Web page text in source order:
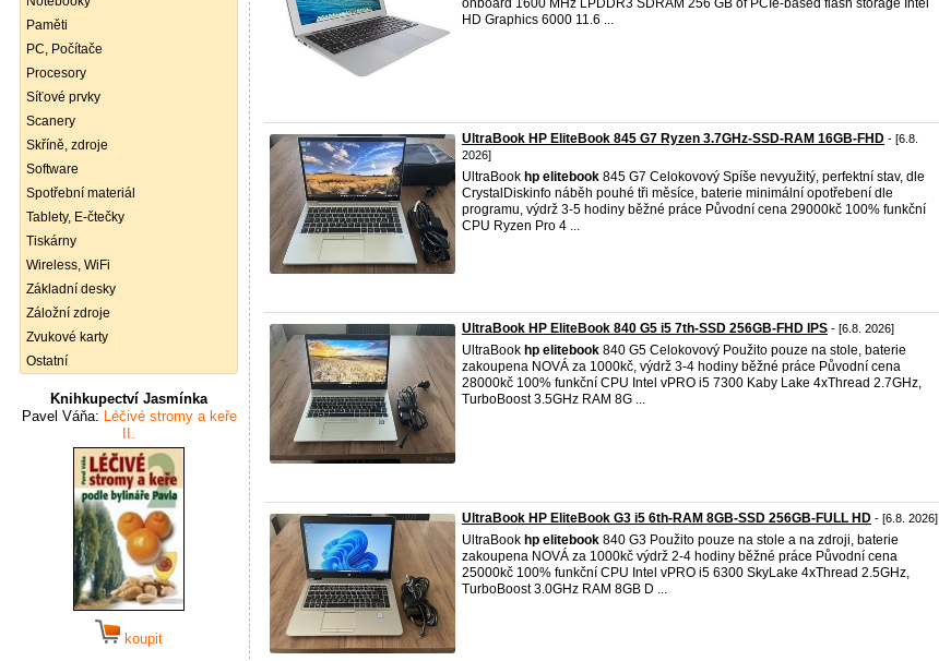
Paměti
PC, Počítače
Procesory
Síťové prvky
Scanery
Skříně, zdroje
Software
Spotřební materiál
Tablety, E-čtečky
Tiskárny
Wireless, WiFi
Základní desky
Záložní zdroje
Zvukové karty
Ostatní
Knihkupectví Jasmínka
Pavel Váňa: Léčivé stromy a keře
II.
koupit
onboard 1600 MHz LPDDR3 SDRAM 256 GB of PCIe-based flash storage Intel
HD Graphics 6000 11.6 ...
UltraBook HP EliteBook 845 G7 Ryzen 3.7GHz-SSD-RAM 16GB-FHD - [6.8.
2026]
UltraBook hp elitebook 845 G7 Celokovový Spíše nevyužitý, perfektní stav, dle
CrystalDiskinfo náběh pouhé tři měsíce, baterie minimální opotřebení dle
programu, výdrž 3-5 hodiny běžné práce Původní cena 29000kč 100% funkční
CPU Ryzen Pro 4 ...
UltraBook HP EliteBook 840 G5 i5 7th-SSD 256GB-FHD IPS - [6.8. 2026]
UltraBook hp elitebook 840 G5 Celokovový Použito pouze na stole, baterie
zakoupena NOVÁ za 1000kč, výdrž 3-4 hodiny běžné práce Původní cena
28000kč 100% funkční CPU Intel vPRO i5 7300 Kaby Lake 4xThread 2.7GHz,
TurboBoost 3.5GHz RAM 8G ...
UltraBook HP EliteBook G3 i5 6th-RAM 8GB-SSD 256GB-FULL HD - [6.8. 2026]
UltraBook hp elitebook 840 G3 Použito pouze na stole a na zdroji, baterie
zakoupena NOVÁ za 1000kč výdrž 2-4 hodiny běžné práce Původní cena
25000kč 100% funkční CPU Intel vPRO i5 6300 SkyLake 4xThread 2.5GHz,
TurboBoost 3.0GHz RAM 8GB D ...